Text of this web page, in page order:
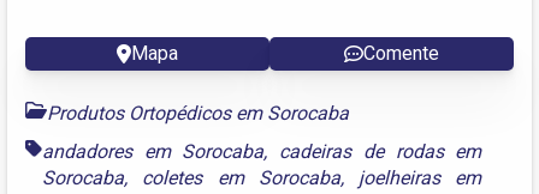
Mapa Comente
Produtos Ortopédicos em Sorocaba
andadores em Sorocaba, cadeiras de rodas em
Sorocaba, coletes em Sorocaba, joelheiras em